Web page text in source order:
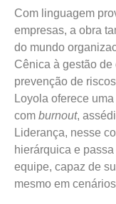
Com linguagem
empresas, a obra
do mundo
Cênica à gestão
prevenção de
Loyola oferece
com burnout,
Liderança, nesse
hierárquica e
equipe, capaz de
mesmo em